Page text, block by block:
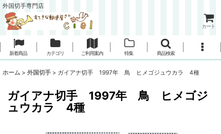
外国切手専門店
カート
新着商品 カテゴリ ご利用案内 特集 商品検索
ホーム > 外国切手 > ガイアナ切手 1997年 鳥 ヒメゴジュウカラ 4種
ガイアナ切手 1997年 鳥 ヒメゴジ
ュウカラ 4種